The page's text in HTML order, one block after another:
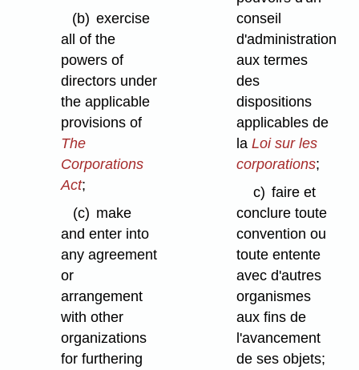
(b) exercise
all of the
powers of
directors under
the applicable
provisions of
The
Corporations
Act;
(c) make
and enter into
any agreement
or
arrangement
with other
organizations
for furthering
conseil
d'administration
aux termes
des
dispositions
applicables de
laLoi sur les
corporations;
c) faire et
conclure toute
convention ou
toute entente
avec d'autres
organismes
aux fins de
l'avancement
de ses objets;